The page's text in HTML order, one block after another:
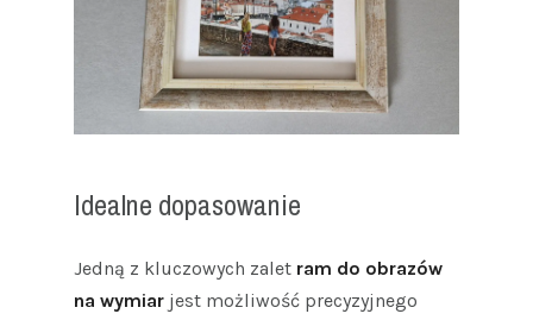
Idealne dopasowanie
Jedną z kluczowych zalet ram do obrazów
na wymiarjest możliwość precyzyjnego